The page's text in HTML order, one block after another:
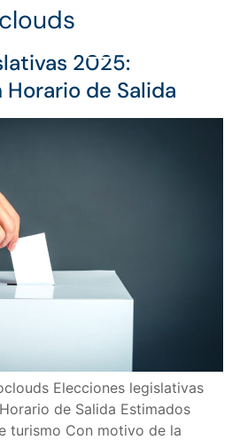
2025:
de Salida
Elecciones legislativas
de Salida Estimados
turismo Con motivo de la